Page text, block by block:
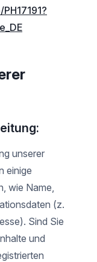
unserer
einige
wie Name,
(z.
Sind Sie
und